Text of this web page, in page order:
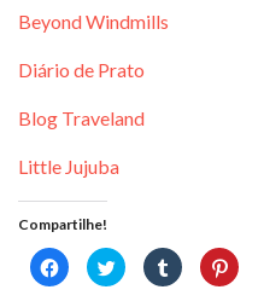
Beyond Windmills
Diário de Prato
Blog Traveland
Little Jujuba
Compartilhe!
Clique
para
compartilhar
Clique
para
compartilhar
Clique
para
compartilhar
Clique
para